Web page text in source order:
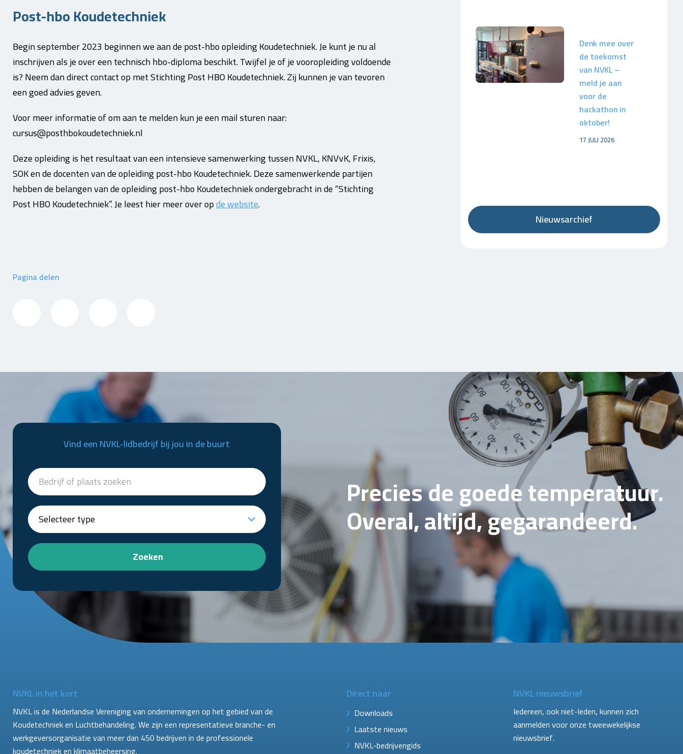
Post-hbo Koudetechniek
Begin september 2023 beginnen we aan de post-hbo opleiding Koudetechniek. Je kunt je nu al
inschrijven als je over een technisch hbo-diploma beschikt. Twijfel je of je vooropleiding voldoende
is? Neem dan direct contact op met Stichting Post HBO Koudetechniek. Zij kunnen je van tevoren
een goed advies geven.
Voor meer informatie of om aan te melden kun je een mail sturen naar:
cursus@posthbokoudetechniek.nl
Deze opleiding is het resultaat van een intensieve samenwerking tussen NVKL, KNVvK, Frixis,
SOK en de docenten van de opleiding post-hbo Koudetechniek. Deze samenwerkende partijen
hebben de belangen van de opleiding post-hbo Koudetechniek ondergebracht in de “Stichting
Post HBO Koudetechniek”. Je leest hier meer over opde website.
Pagina delen
Denk mee over
de toekomst
van NVKL –
meld je aan
voor de
hackathon in
oktober!
17 JULI 2026
Nieuwsarchief
Vind een NVKL-lidbedrijf bij jou in de buurt
Zoeken
Precies de goede temperatuur.
Overal, altijd, gegarandeerd.
NVKL in het kort
NVKL is de Nederlandse Vereniging van ondernemingen op het gebied van de
Koudetechniek en Luchtbehandeling. We zijn een representatieve branche- en
werkgeversorganisatie van meer dan 450 bedrijven in de professionele
koudetechniek en klimaatbeheersing.
Direct naar
Downloads
Laatste nieuws
NVKL-bedrijvengids
NVKL nieuwsbrief
Iedereen, ook niet-leden, kunnen zich
aanmelden voor onze tweewekelijkse
nieuwsbrief.